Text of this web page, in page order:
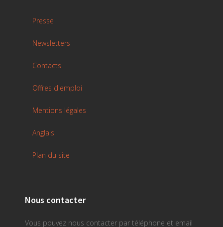
Presse
Newsletters
Contacts
Offres d'emploi
Mentions légales
Anglais
Plan du site
Nous contacter
Vous pouvez nous contacter par téléphone et email